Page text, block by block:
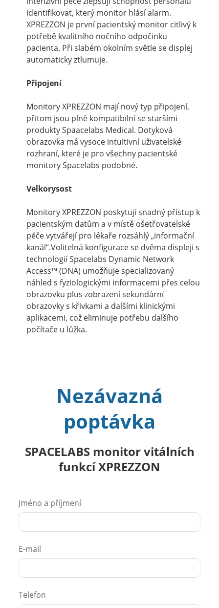
identifikovat, který monitor hlásí alarm.
XPREZZON je první pacientský monitor citlivý k
potřebě kvalitního nočního odpočinku
pacienta. Při slabém okolním světle se displej
automaticky ztlumuje.
Připojení
Monitory XPREZZON mají nový typ připojení,
přitom jsou plně kompatibilní se staršími
produkty Spaacelabs Medical. Dotyková
obrazovka má vysoce intuitivní uživatelské
rozhraní, které je pro všechny pacientské
monitory Spacelabs podobné.
Velkorysost
Monitory XPREZZON poskytují snadný přístup k
pacientským datům a v místě ošetřovatelské
péče vytvářejí pro lékaře rozsáhlý „informační
kanál“.Volitelná konfigurace se dvěma displeji s
technologií Spacelabs Dynamic Network
Access™ (DNA) umožňuje specializovaný
náhled s fyziologickými informacemi přes celou
obrazovku plus zobrazení sekundární
obrazovky s křivkami a dalšími klinickými
aplikacemi, což eliminuje potřebu dalšího
počítače u lůžka.
Nezávazná
poptávka
SPACELABS monitor vitálních
funkcí XPREZZON
Jméno a příjmení
E-mail
Telefon